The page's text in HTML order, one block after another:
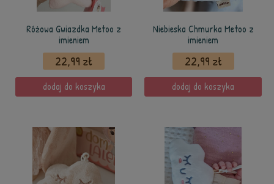
Różowa Gwiazdka Metoo z
imieniem
22,99 zł
dodaj do koszyka
Niebieska Chmurka Metoo z
imieniem
22,99 zł
dodaj do koszyka